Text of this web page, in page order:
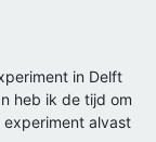
in Delft
heb ik de tijd om
experiment alvast